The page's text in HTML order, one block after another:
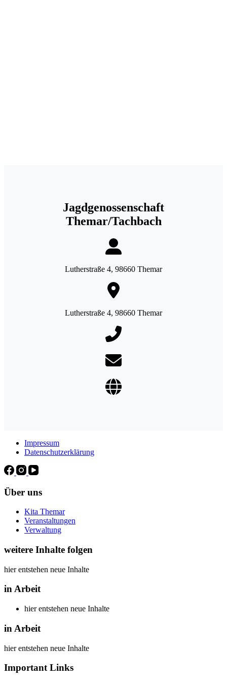
Jagdgenossenschaft
Themar/Tachbach
Lutherstraße 4, 98660 Themar
Lutherstraße 4, 98660 Themar
Impressum
Datenschutzerklärung
Über uns
Kita Themar
Veranstaltungen
Verwaltung
weitere Inhalte folgen
hier entstehen neue Inhalte
in Arbeit
hier entstehen neue Inhalte
in Arbeit
hier entstehen neue Inhalte
Important Links